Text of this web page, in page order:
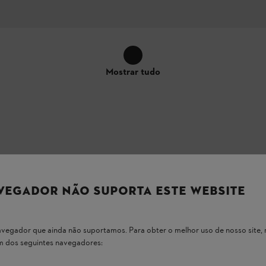
Mostrar tudo
real das características do equipamento no produto podem - com
NÃO SUPORTA ESTE WEBSITE
que ainda não suportamos. Para obter o melhor uso de nosso site,
dos seguintes navegadores: